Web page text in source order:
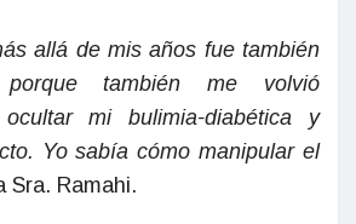
allá de mis años fue también
también me volvió
mi bulimia-diabética y
Yo sabía cómo manipular el
Sra. Ramahi.